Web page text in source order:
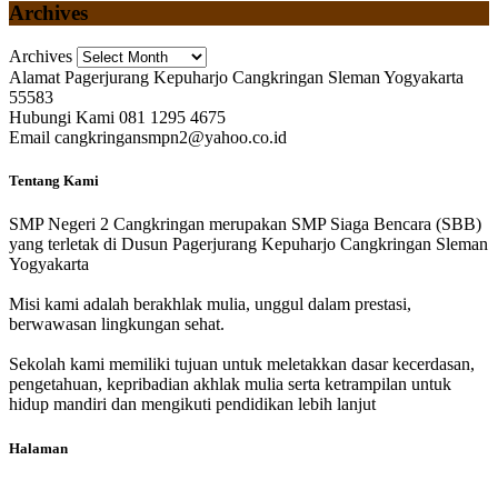
Archives
Archives
Alamat Pagerjurang Kepuharjo Cangkringan Sleman Yogyakarta
55583
Hubungi Kami 081 1295 4675
Email cangkringansmpn2@yahoo.co.id
Tentang Kami
SMP Negeri 2 Cangkringan merupakan SMP Siaga Bencara (SBB)
yang terletak di Dusun Pagerjurang Kepuharjo Cangkringan Sleman
Yogyakarta
Misi kami adalah berakhlak mulia, unggul dalam prestasi,
berwawasan lingkungan sehat.
Sekolah kami memiliki tujuan untuk meletakkan dasar kecerdasan,
pengetahuan, kepribadian akhlak mulia serta ketrampilan untuk
hidup mandiri dan mengikuti pendidikan lebih lanjut
Halaman